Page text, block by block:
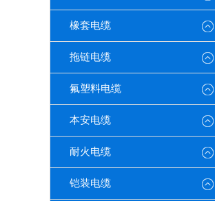
橡套电缆
拖链电缆
氟塑料电缆
本安电缆
耐火电缆
铠装电缆